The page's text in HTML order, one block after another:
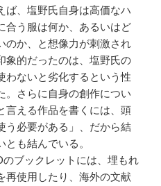
ば、塩野氏自身は高価なハ
合う服は何か、あるいはど
のか、と想像力が刺激され
象的だったのは、塩野氏の
わないと劣化するという性
。さらに自身の創作につい
言える作品を書くには、頭
う必要がある」、だから結
も結んでいる。
ブックレットには、埋もれ
再使用したり、海外の文献